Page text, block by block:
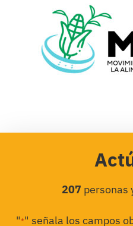
207 personas
"*" señala los campos